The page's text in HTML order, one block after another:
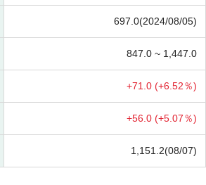
697.0(2024/08/05)
847.0 ~ 1,447.0
+71.0 (+6.52％)
+56.0 (+5.07％)
1,151.2(08/07)